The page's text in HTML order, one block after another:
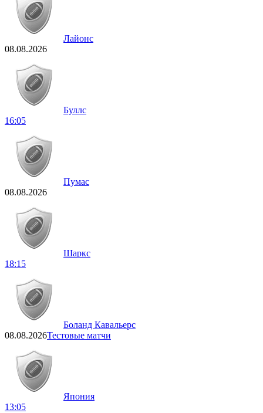
Лайонс
08.08.2026
Буллс
16:05
Пумас
08.08.2026
Шаркс
18:15
Боланд Кавальерс
08.08.2026Тестовые матчи
Япония
13:05